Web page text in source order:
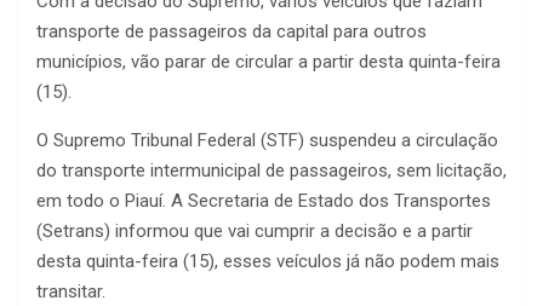
transporte de passageiros da capital para outros
municípios, vão parar de circular a partir desta quinta-feira
(15).
O Supremo Tribunal Federal (STF) suspendeu a circulação
do transporte intermunicipal de passageiros, sem licitação,
em todo o Piauí. A Secretaria de Estado dos Transportes
(Setrans) informou que vai cumprir a decisão e a partir
desta quinta-feira (15), esses veículos já não podem mais
transitar.